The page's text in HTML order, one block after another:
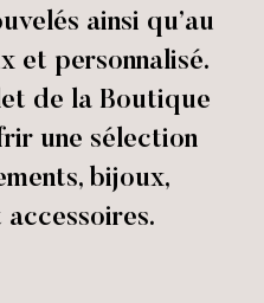
ainsi qu’au
et personnalisé.
de la Boutique
une sélection
bijoux,